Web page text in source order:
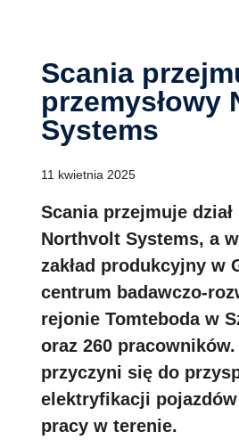
Scania przejmuje dział
przemysłowy
Systems
11 kwietnia 2025
Scania przejmuje dział
Northvolt Systems, a
zakład produkcyjny w
centrum badawczo-
rejonie Tomteboda w
oraz 260 pracowników.
przyczyni się do
elektryfikacji
pracy w terenie.